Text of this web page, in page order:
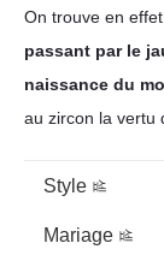
On trouve en
passant par le
naissance du
au zircon la vertu
Style
Mariage